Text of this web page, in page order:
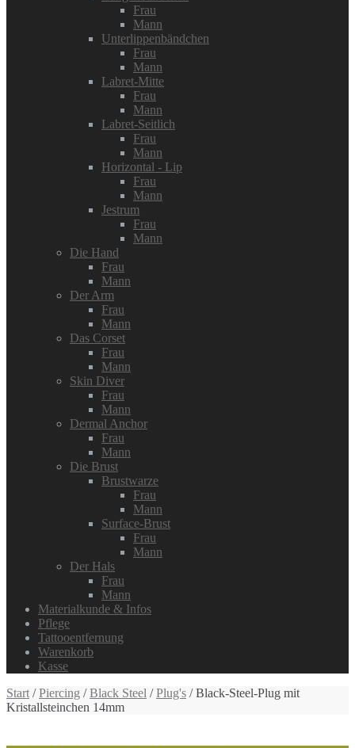
Frau
Mann
Unterlippenbändchen
Frau
Mann
Labret-Mitte
Frau
Mann
Labret-Seitlich
Frau
Mann
Horizontal - Lip
Frau
Mann
Jestrum
Frau
Mann
Die Hand
Frau
Mann
Der Arm
Frau
Mann
Das Corset
Frau
Mann
Skin Diver
Frau
Mann
Dermal Anchor
Frau
Mann
Die Brust
Brustwarze
Frau
Mann
Surface-Brust
Frau
Mann
Der Hals
Frau
Mann
Materialkunde & Infos
Pflege
Tattooentfernung
Warenkorb
Kasse
Start /Piercing /Black Steel /Plug's / Black-Steel-Plug mit
Kristallsteinchen 14mm